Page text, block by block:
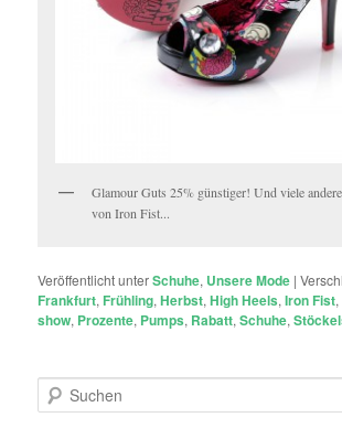
Glamour Guts 25% günstiger! Und viele
von Iron Fist...
Veröffentlicht unterSchuhe, Unsere Mode |
Frankfurt, Frühling,Herbst,High Heels,Iron Fist,
show, Prozente, Pumps, Rabatt,Schuhe,
u